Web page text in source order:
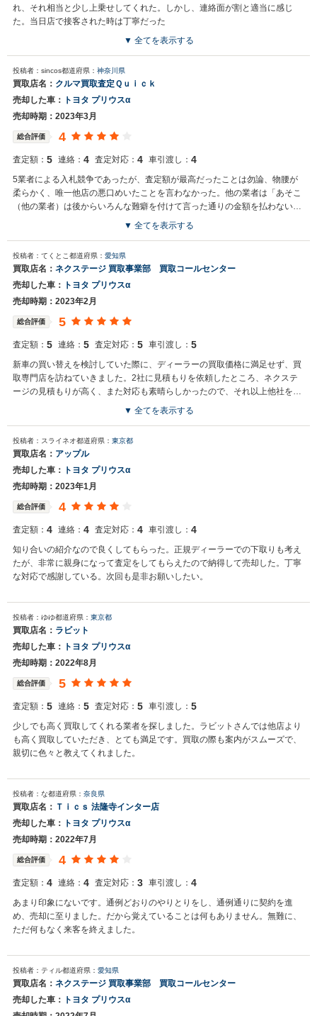
れ、それ相当と少し上乗せしてくれた。しかし、連絡面が割と適当に感じ
た。当日店で接客された時は丁寧だった
▼ 全てを表示する
投稿者：sincos都道府県： 神奈川県
買取店名： クルマ買取査定Ｑｕｉｃｋ
売却した車：
トヨタ プリウスα
売却時期：2023年3月
総合評価 4
査定額： 5 連絡： 4 査定対応： 4 車引渡し： 4
5業者による入札競争であったが、査定額が最高だったことは勿論、物腰が
柔らかく、唯一他店の悪口めいたことを言わなかった。他の業者は「あそこ
（他の業者）は後からいろんな難癖を付けて言った通りの金額を払わない」
などという悪口があったが、そんなことは決してなかった。
▼ 全てを表示する
投稿者：てくとこ 都道府県： 愛知県
買取店名： ネクステージ 買取事業部 買取コールセンター
売却した車：
トヨタ プリウスα
売却時期：2023年2月
総合評価 5
査定額： 5 連絡： 5 査定対応： 5 車引渡し： 5
新車の買い替えを検討していた際に、ディーラーの買取価格に満足せず、買
取専門店を訪ねていきました。2社に見積もりを依頼したところ、ネクステ
ージの見積もりが高く、また対応も素晴らしかったので、それ以上他社を回
ることなく即決しました。私の話も十分聞いてくれて、真摯な対応に感心し
▼ 全てを表示する
投稿者：スライネオ都道府県： 東京都
買取店名： アップル
売却した車：
トヨタ プリウスα
売却時期：2023年1月
総合評価 4
査定額： 4 連絡： 4 査定対応： 4 車引渡し： 4
知り合いの紹介なので良くしてもらった。正規ディーラーでの下取りも考え
たが、非常に親身になって査定をしてもらえたので納得して売却した。丁寧
な対応で感謝している。次回も是非お願いしたい。
投稿者：ゆゆ都道府県： 東京都
買取店名： ラビット
売却した車：
トヨタ プリウスα
売却時期：2022年8月
総合評価 5
査定額： 5 連絡： 5 査定対応： 5 車引渡し： 5
少しでも高く買取してくれる業者を探しました。ラビットさんでは他店より
も高く買取していただき、とても満足です。買取の際も案内がスムーズで、
親切に色々と教えてくれました。
投稿者：な都道府県： 奈良県
買取店名： Ｔｉｃｓ 法隆寺インター店
売却した車：
トヨタ プリウスα
売却時期：2022年7月
総合評価 4
査定額： 4 連絡： 4 査定対応： 3 車引渡し： 4
あまり印象にないです。通例どおりのやりとりをし、通例通りに契約を進
め、売却に至りました。だから覚えていることは何もありません。無難に、
ただ何もなく来客を終えました。
投稿者：ティル都道府県： 愛知県
買取店名： ネクステージ 買取事業部 買取コールセンター
売却した車：
トヨタ プリウスα